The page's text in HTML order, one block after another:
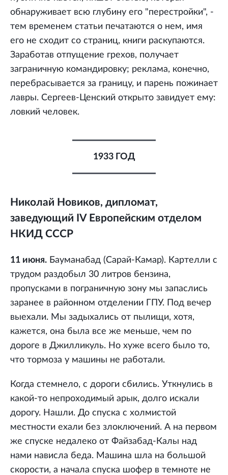
обнаруживает всю глубину его "перестройки", -
тем временем статьи печатаются о нем, имя
его не сходит со страниц, книги раскупаются.
Заработав отпущение грехов, получает
заграничную командировку; реклама, конечно,
перебрасывается за границу, и парень пожинает
лавры. Сергеев-Ценский открыто завидует ему:
ловкий человек.
1933 ГОД
Николай Новиков, дипломат,
заведующий IV Европейским отделом
НКИД СССР
11 июня. Бауманабад (Сарай-Камар). Картелли с
трудом раздобыл 30 литров бензина,
пропусками в пограничную зону мы запаслись
заранее в районном отделении ГПУ. Под вечер
выехали. Мы задыхались от пылищи, хотя,
кажется, она была все же меньше, чем по
дороге в Джилликуль. Но хуже всего было то,
что тормоза у машины не работали.
Когда стемнело, с дороги сбились. Уткнулись в
какой-то непроходимый арык, долго искали
дорогу. Нашли. До спуска с холмистой
местности ехали без злоключений. А на первом
же спуске недалеко от Файзабад-Калы над
нами нависла беда. Машина шла на большой
скорости, а начала спуска шофер в темноте не